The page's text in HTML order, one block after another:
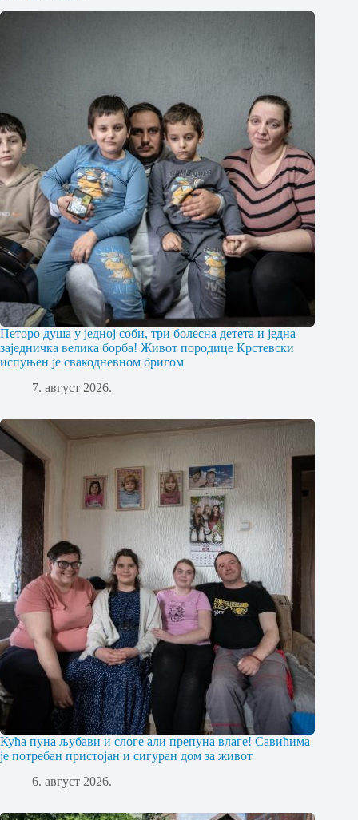
Петоро душа у једној соби, три болесна детета и једна
заједничка велика борба! Живот породице Крстевски
испуњен је свакодневном бригом
7. август 2026.
Кућа пуна љубави и слоге али препуна влаге! Савићима
је потребан пристојан и сигуран дом за живот
6. август 2026.